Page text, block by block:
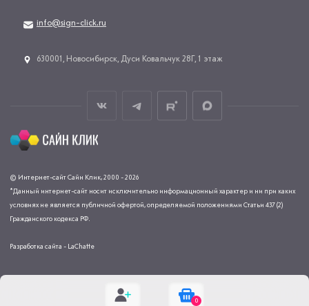
info@sign-click.ru
​630001, Новосибирск, Дуси Ковальчук 28Г, 1 этаж
© Интернет-сайт Сайн Клик, 2000 - 2026
*Данный интернет-сайт носит исключительно информационный характер и ни при каких
условиях не является публичной офертой, определяемой положениями Статьи 437 (2)
Гражданского кодекса РФ.
Разработка сайта - LaChatte
0